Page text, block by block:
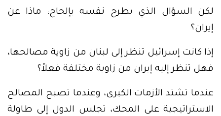
لكن السؤال الذي يطرح نفسه بإلحاح: ماذا عن
إيران؟
إذا كانت إسرائيل تنظر إلى لبنان من زاوية مصالحها،
فهل تنظر إليه إيران من زاوية مختلفة فعلاً؟
عندما تشتد الأزمات الكبرى، وعندما تصبح المصالح
الاستراتيجية على المحك، تجلس الدول إلى طاولة